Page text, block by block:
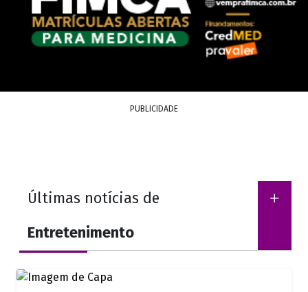
PUBLICIDADE
Últimas notícias de
Entretenimento